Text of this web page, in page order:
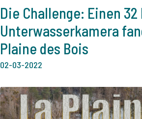
Die Challenge: Einen
Unterwasserkamera
Plaine des Bois
02-03-2022